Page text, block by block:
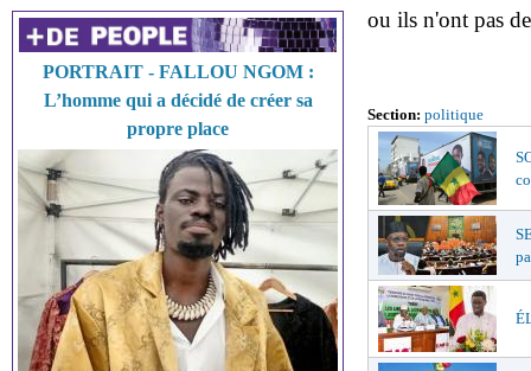
PORTRAIT - FALLOU NGOM :
L’homme qui a décidé de créer sa
propre place
ou ils n'ont pas
Section: politique